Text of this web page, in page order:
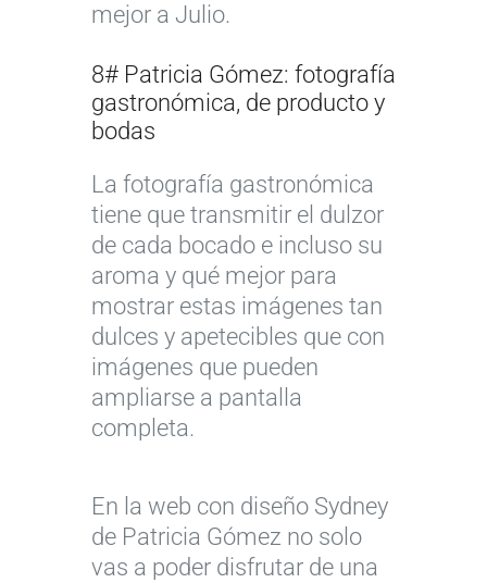
mejor a Julio.
8# Patricia Gómez: fotografía
gastronómica, de producto y
bodas
La fotografía gastronómica
tiene que transmitir el dulzor
de cada bocado e incluso su
aroma y qué mejor para
mostrar estas imágenes tan
dulces y apetecibles que con
imágenes que pueden
ampliarse a pantalla
completa.
En la web con diseño Sydney
de Patricia Gómez no solo
vas a poder disfrutar de una